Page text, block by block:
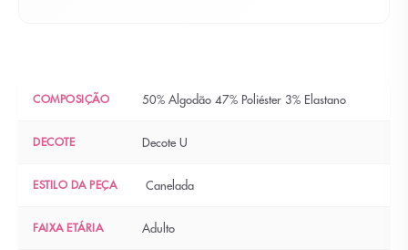
COMPOSIÇÃO 50% Algodão 47% Poliéster 3% Elastano
DECOTE Decote U
ESTILO DA PEÇA Canelada
FAIXA ETÁRIA Adulto